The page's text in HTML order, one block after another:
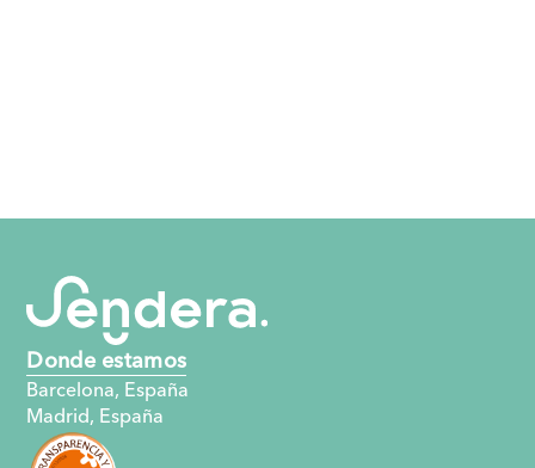
Donde estamos
Barcelona, España
Madrid, España